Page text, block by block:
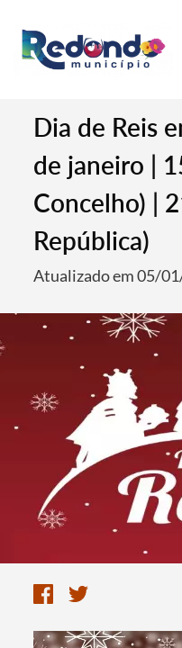
Dia de Reis
de janeiro |
Concelho) |
República)
Atualizado em 05/